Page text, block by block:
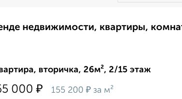
недвижимости, квартиры,
вторичка, 26м², 2/15 этаж
000 ₽ 155 200 ₽ за м²